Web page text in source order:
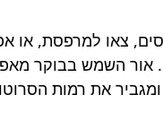
צאו למרפסת, או
אור השמש בבוקר
את רמות